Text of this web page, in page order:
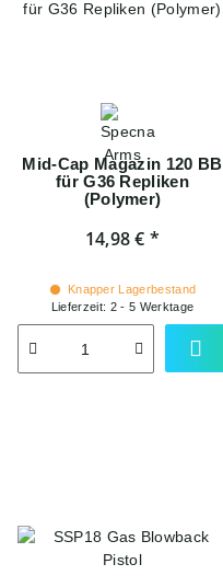
Mid-Cap Magazin 120 BB
für G36 Repliken
(Polymer)
14,98 €*
Knapper Lagerbestand
Lieferzeit: 2 - 5 Werktage